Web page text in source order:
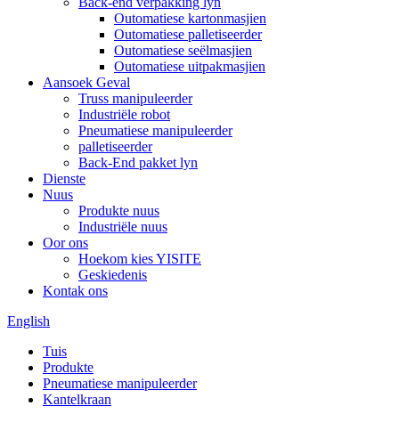
Outomatiese kartonmasjien
Outomatiese palletiseerder
Outomatiese seëlmasjien
Outomatiese uitpakmasjien
Aansoek Geval
Truss manipuleerder
Industriële robot
Pneumatiese manipuleerder
palletiseerder
Back-End pakket lyn
Dienste
Nuus
Produkte nuus
Industriële nuus
Oor ons
Hoekom kies YISITE
Geskiedenis
Kontak ons
English
Tuis
Produkte
Pneumatiese manipuleerder
Kantelkraan